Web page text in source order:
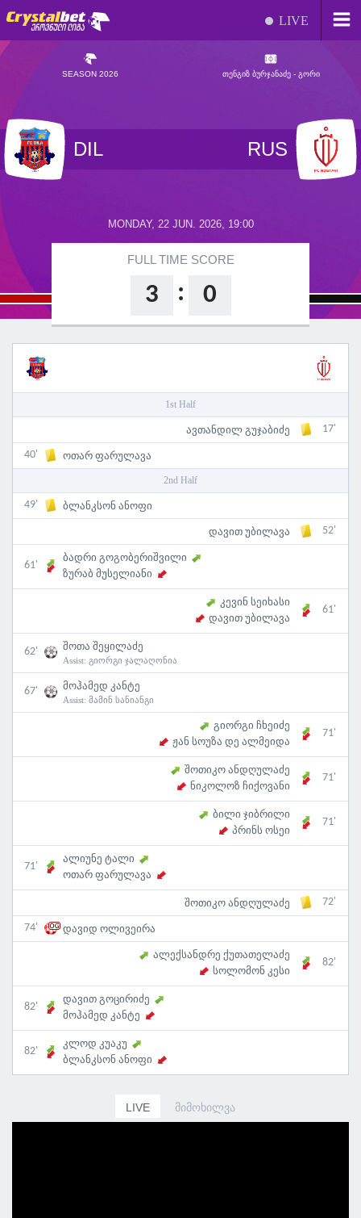
LIVE
SEASON 2026 ᲗᲔᲜᲒᲘᲖ ᲑᲣᲠᲯᲐᲜᲐᲫᲔ - ᲒᲝᲠᲘ
DIL RUS
MONDAY, 22 JUN. 2026, 19:00
FULL TIME SCORE
3 : 0
1st Half
ავთანდილ გუჯაბიძე 17'
40' ოთარ ფარულავა
2nd Half
49' ბლანკსონ ანოფი
დავით უბილავა 52'
61'
ბადრი გოგობერიშვილი
ზურაბ მუსელიანი
კევინ სეიხასი
დავით უბილავა
61'
62' შოთა შეყილაძე
Assist: გიორგი ჯალაღონია
67' მოჰამედ კანტე
Assist: მამინ სანიანგი
გიორგი ჩხეიძე
ჟან სოუზა დე ალმეიდა
71'
შოთიკო ანდღულაძე
ნიკოლოზ ჩიქოვანი
71'
ბილი ჯიბრილი
პრინს ოსეი
71'
71'
ალიუნე ტალი
ოთარ ფარულავა
შოთიკო ანდღულაძე 72'
74' დავიდ ოლივეირა
ალექსანდრე ქუთათელაძე
სოლომონ კესი
82'
82'
დავით გოცირიძე
მოჰამედ კანტე
82'
კლოდ კუაკუ
ბლანკსონ ანოფი
LIVE ᲛᲘᲛᲝᲮᲘᲚᲕᲐ